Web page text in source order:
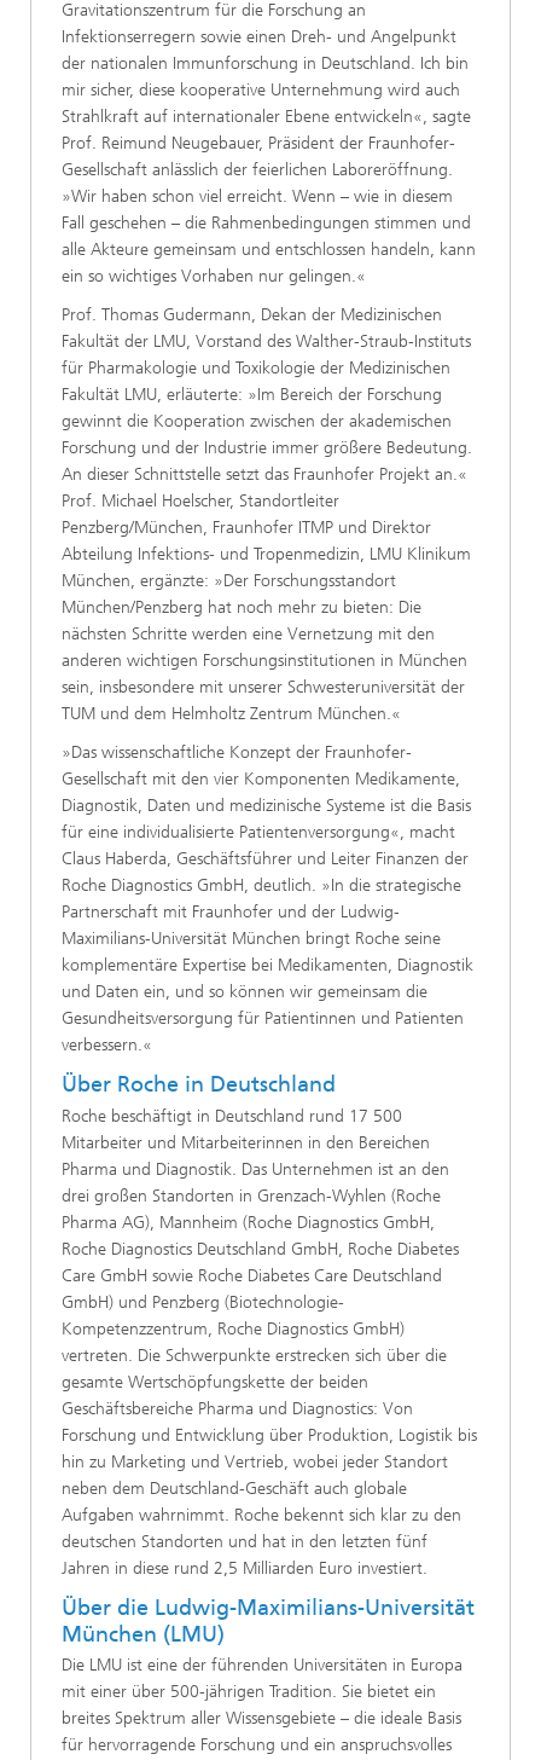
Gravitationszentrum für die Forschung an
Infektionserregern sowie einen Dreh- und Angelpunkt
der nationalen Immunforschung in Deutschland. Ich bin
mir sicher, diese kooperative Unternehmung wird auch
Strahlkraft auf internationaler Ebene entwickeln«, sagte
Prof. Reimund Neugebauer, Präsident der Fraunhofer-
Gesellschaft anlässlich der feierlichen Laboreröffnung.
»Wir haben schon viel erreicht. Wenn – wie in diesem
Fall geschehen – die Rahmenbedingungen stimmen und
alle Akteure gemeinsam und entschlossen handeln, kann
ein so wichtiges Vorhaben nur gelingen.«
Prof. Thomas Gudermann, Dekan der Medizinischen
Fakultät der LMU, Vorstand des Walther-Straub-Instituts
für Pharmakologie und Toxikologie der Medizinischen
Fakultät LMU, erläuterte: »Im Bereich der Forschung
gewinnt die Kooperation zwischen der akademischen
Forschung und der Industrie immer größere Bedeutung.
An dieser Schnittstelle setzt das Fraunhofer Projekt an.«
Prof. Michael Hoelscher, Standortleiter
Penzberg/München, Fraunhofer ITMP und Direktor
Abteilung Infektions- und Tropenmedizin, LMU Klinikum
München, ergänzte: »Der Forschungsstandort
München/Penzberg hat noch mehr zu bieten: Die
nächsten Schritte werden eine Vernetzung mit den
anderen wichtigen Forschungsinstitutionen in München
sein, insbesondere mit unserer Schwesteruniversität der
TUM und dem Helmholtz Zentrum München.«
»Das wissenschaftliche Konzept der Fraunhofer-
Gesellschaft mit den vier Komponenten Medikamente,
Diagnostik, Daten und medizinische Systeme ist die Basis
für eine individualisierte Patientenversorgung«, macht
Claus Haberda, Geschäftsführer und Leiter Finanzen der
Roche Diagnostics GmbH, deutlich. »In die strategische
Partnerschaft mit Fraunhofer und der Ludwig-
Maximilians-Universität München bringt Roche seine
komplementäre Expertise bei Medikamenten, Diagnostik
und Daten ein, und so können wir gemeinsam die
Gesundheitsversorgung für Patientinnen und Patienten
verbessern.«
Über Roche in Deutschland
Roche beschäftigt in Deutschland rund 17 500
Mitarbeiter und Mitarbeiterinnen in den Bereichen
Pharma und Diagnostik. Das Unternehmen ist an den
drei großen Standorten in Grenzach-Wyhlen (Roche
Pharma AG), Mannheim (Roche Diagnostics GmbH,
Roche Diagnostics Deutschland GmbH, Roche Diabetes
Care GmbH sowie Roche Diabetes Care Deutschland
GmbH) und Penzberg (Biotechnologie-
Kompetenzzentrum, Roche Diagnostics GmbH)
vertreten. Die Schwerpunkte erstrecken sich über die
gesamte Wertschöpfungskette der beiden
Geschäftsbereiche Pharma und Diagnostics: Von
Forschung und Entwicklung über Produktion, Logistik bis
hin zu Marketing und Vertrieb, wobei jeder Standort
neben dem Deutschland-Geschäft auch globale
Aufgaben wahrnimmt. Roche bekennt sich klar zu den
deutschen Standorten und hat in den letzten fünf
Jahren in diese rund 2,5 Milliarden Euro investiert.
Über die Ludwig-Maximilians-Universität
München (LMU)
Die LMU ist eine der führenden Universitäten in Europa
mit einer über 500-jährigen Tradition. Sie bietet ein
breites Spektrum aller Wissensgebiete – die ideale Basis
für hervorragende Forschung und ein anspruchsvolles